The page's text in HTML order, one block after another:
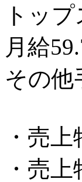
トッ
月給
その他
・売
・売